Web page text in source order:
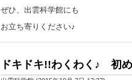
ぜひ、出雲科学館にも
お立ち寄りください♪
ドキドキ!!わくわく♪ 初